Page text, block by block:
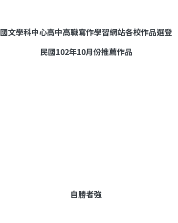
國文學科中心高中高職寫作學習網站各校作品選登
民國102年10月份推薦作品
自勝者強